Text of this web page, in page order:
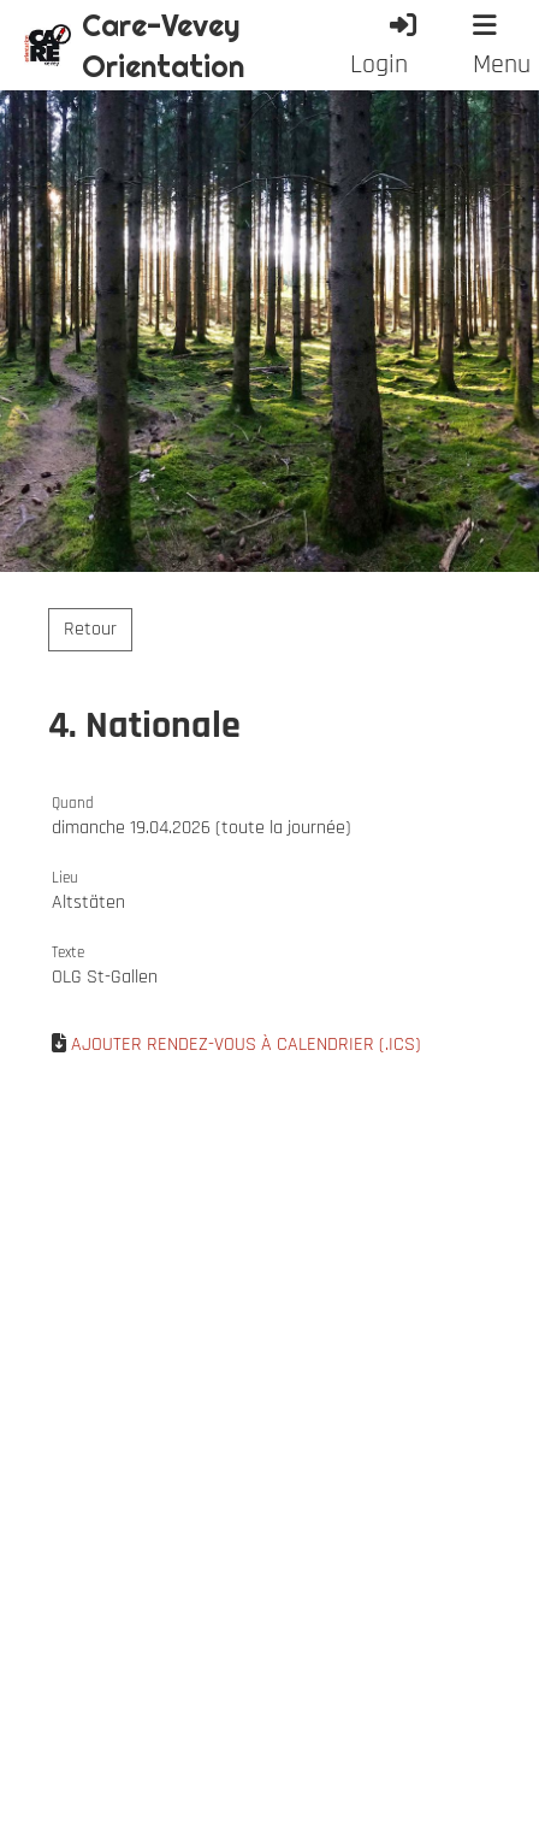
Care-Vevey
Orientation
Login Menu
Retour
4. Nationale
Quand
dimanche 19.04.2026 (toute la journée)
Lieu
Altstäten
Texte
OLG St-Gallen
AJOUTER RENDEZ-VOUS À CALENDRIER (.ICS)